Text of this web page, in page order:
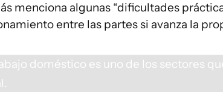
menciona algunas “dificultades
entre las partes si avanza la